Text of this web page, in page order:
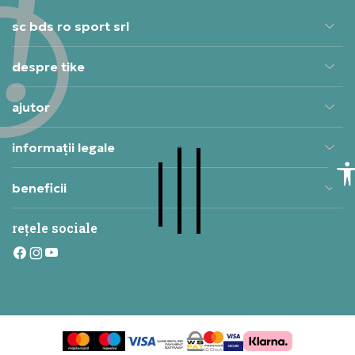
sc bds ro sport srl
despre tike
ajutor
informații legale
beneficii
rețele sociale